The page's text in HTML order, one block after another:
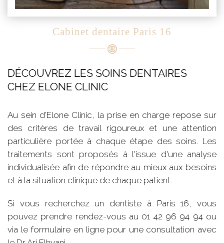
Cabinet dentaire Paris 16
DÉCOUVREZ LES SOINS DENTAIRES
CHEZ ELONE CLINIC
Au sein d'Elone Clinic, la prise en charge repose sur
des critères de travail rigoureux et une attention
particulière portée à chaque étape des soins. Les
traitements sont proposés à l'issue d'une analyse
individualisée afin de répondre au mieux aux besoins
et à la situation clinique de chaque patient.
Si vous recherchez un dentiste à Paris 16, vous
pouvez prendre rendez-vous au 01 42 96 94 94 ou
via le formulaire en ligne pour une consultation avec